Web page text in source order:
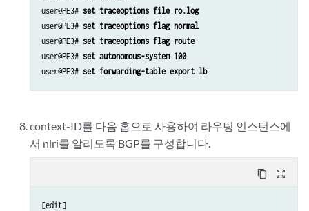
user@PE3# set traceoptions file ro.log
user@PE3# set traceoptions flag normal
user@PE3# set traceoptions flag route
user@PE3# set autonomous-system 100
user@PE3# set forwarding-table export lb
context-ID를 다음 홉으로 사용하여 라우팅 인스턴스에
서 nlri를 알리도록 BGP를 구성합니다.
content_copy zoom_out_map
[edit]